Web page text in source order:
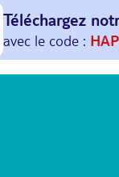
Téléchargez
Et profitez de 30€
avec le code :